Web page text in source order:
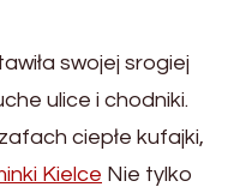
swojej srogiej
ulice i chodniki.
ciepłe kufajki,
Kielce Nie tylko